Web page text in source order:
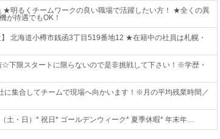
るくチームワークの良い職場で活躍したい方！ ★全くの異
が待遇でもOK！
北海道小樽市銭函3丁目519番地12 ★在籍中の社員は札幌・
下限スタートに限らないので是非挑戦して下さい！※学歴・
集合してチームで現場へ向かいます！※月の平均残業時間／
土・日）* 祝日* ゴールデンウィーク* 夏季休暇* 年末年…